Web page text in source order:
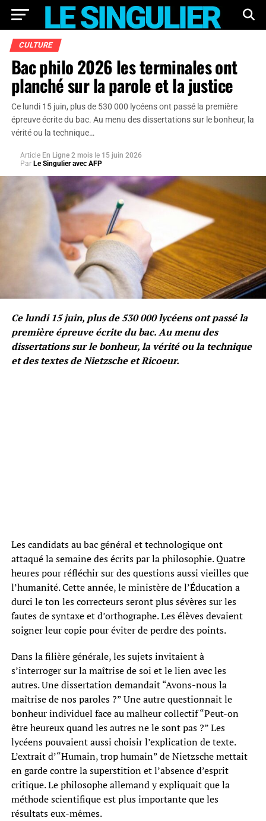
CULTURE
Bac philo 2026 les terminales ont
planché sur la parole et la justice
Ce lundi 15 juin, plus de 530 000 lycéens ont passé la première
épreuve écrite du bac. Au menu des dissertations sur le bonheur, la
vérité ou la technique…
Article En Ligne 2 mois le 15 juin 2026
Par Le Singulier avec AFP
Ce lundi 15 juin, plus de 530 000 lycéens ont passé la
première épreuve écrite du bac. Au menu des
dissertations sur le bonheur, la vérité ou la technique
et des textes de Nietzsche et Ricoeur.
Les candidats au bac général et technologique ont
attaqué la semaine des écrits par la philosophie. Quatre
heures pour réfléchir sur des questions aussi vieilles que
l’humanité. Cette année, le ministère de l’Éducation a
durci le ton les correcteurs seront plus sévères sur les
fautes de syntaxe et d’orthographe. Les élèves devaient
soigner leur copie pour éviter de perdre des points.
Dans la filière générale, les sujets invitaient à
s’interroger sur la maîtrise de soi et le lien avec les
autres. Une dissertation demandait “Avons-nous la
maîtrise de nos paroles ?” Une autre questionnait le
bonheur individuel face au malheur collectif “Peut-on
être heureux quand les autres ne le sont pas ?” Les
lycéens pouvaient aussi choisir l’explication de texte.
L’extrait d’“Humain, trop humain” de Nietzsche mettait
en garde contre la superstition et l’absence d’esprit
critique. Le philosophe allemand y expliquait que la
méthode scientifique est plus importante que les
résultats eux-mêmes.